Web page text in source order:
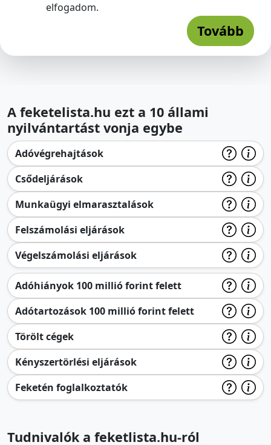
elfogadom.
Tovább
A feketelista.hu ezt a 10 állami
nyilvántartást vonja egybe
Adóvégrehajtások
Csődeljárások
Munkaügyi elmarasztalások
Felszámolási eljárások
Végelszámolási eljárások
Adóhiányok 100 millió forint felett
Adótartozások 100 millió forint felett
Törölt cégek
Kényszertörlési eljárások
Feketén foglalkoztatók
Tudnivalók a feketlista.hu-ról